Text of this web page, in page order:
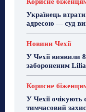
Українець
адресою — суд
Новини Чехії
У Чехії виявили
забороненим
Корисне
У Чехії очікують
тимчасовий